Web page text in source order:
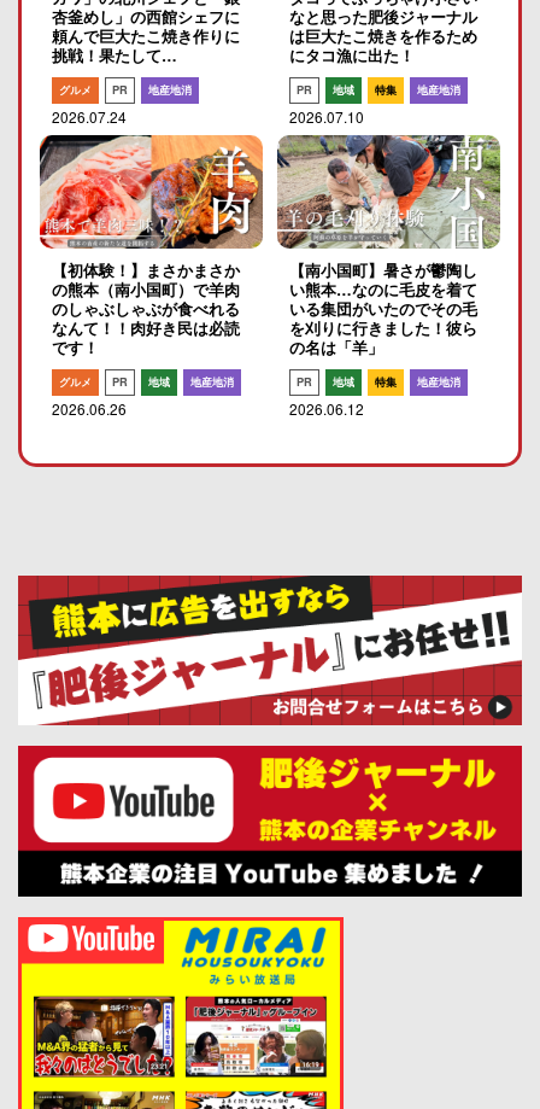
杏釜めし」の西館シェフに
頼んで巨大たこ焼き作りに
挑戦！果たして…
グルメ PR 地産地消
2026.07.24
なと思った肥後ジャーナル
は巨大たこ焼きを作るため
にタコ漁に出た！
PR 地域 特集 地産地消
2026.07.10
【初体験！】まさかまさか
の熊本（南小国町）で羊肉
のしゃぶしゃぶが食べれる
なんて！！肉好き民は必読
です！
グルメ PR 地域 地産地消
2026.06.26
【南小国町】暑さが鬱陶し
い熊本…なのに毛皮を着て
いる集団がいたのでその毛
を刈りに行きました！彼ら
の名は「羊」
PR 地域 特集 地産地消
2026.06.12